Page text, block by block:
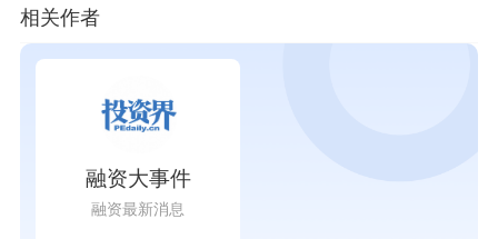
相关作者
融资大事件
融资最新消息